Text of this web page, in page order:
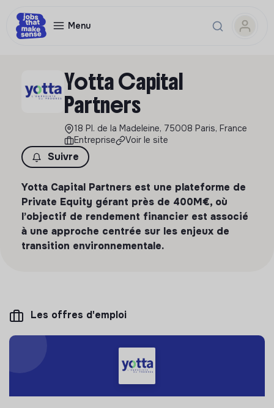
Menu
Yotta Capital
Partners
18 Pl. de la Madeleine, 75008 Paris, France
Entreprise
Voir le site
Suivre
Yotta Capital Partners est une plateforme de
Private Equity gérant près de 400M€, où
l’objectif de rendement financier est associé
à une approche centrée sur les enjeux de
transition environnementale.
Les offres d'emploi